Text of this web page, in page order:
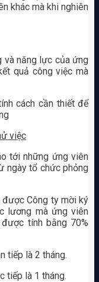
khác mà khi nghiên
và năng lực của ứng
quả công việc mà
cách cần thiết để
việc
tới những ứng viên
ngày tổ chức phỏng
Công ty mời ký
lương mà ứng viên
tính bằng 70%
tiếp là 2 tháng.
tiếp là 1 tháng.